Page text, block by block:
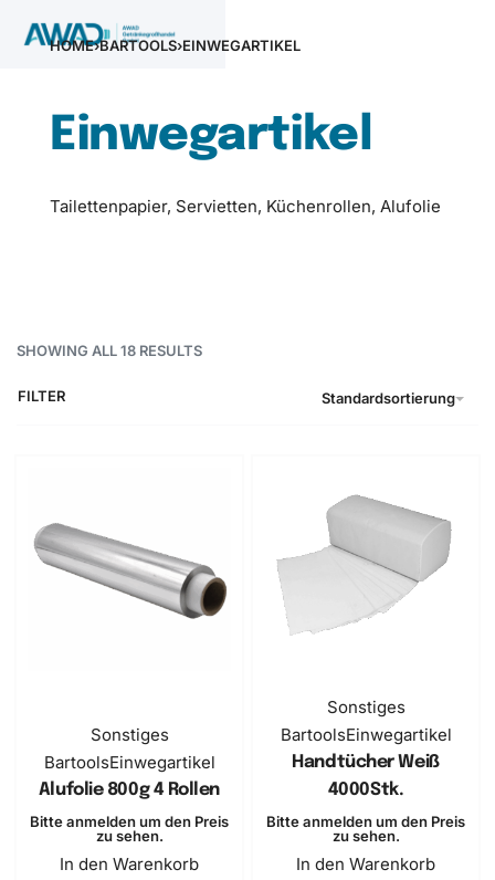
HOME›BARTOOLS›EINWEGARTIKEL
Einwegartikel
Tailettenpapier, Servietten, Küchenrollen, Alufolie
SHOWING ALL 18 RESULTS
Standardsortierung
FILTER
Sonstiges
BartoolsEinwegartikel
Alufolie 800g 4 Rollen
Bitte anmelden um den Preis
zu sehen.
In den Warenkorb
Sonstiges
BartoolsEinwegartikel
Handtücher Weiß
4000Stk.
Bitte anmelden um den Preis
zu sehen.
In den Warenkorb